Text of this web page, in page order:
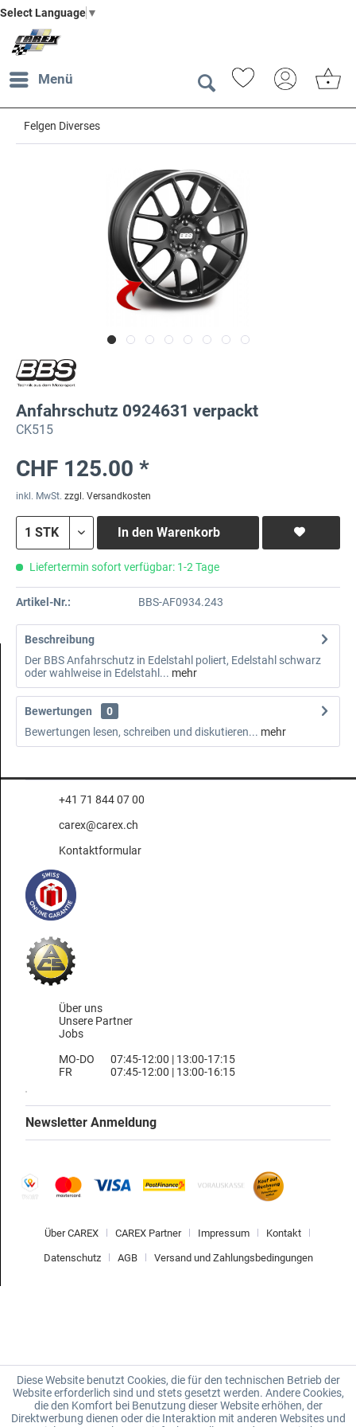
Select Language ▼
Menü
Felgen Diverses
Anfahrschutz 0924631 verpackt
CK515
CHF 125.00 *
inkl. MwSt. zzgl. Versandkosten
In den Warenkorb
Liefertermin sofort verfügbar: 1-2 Tage
Artikel-Nr.: BBS-AF0934.243
Beschreibung
Der BBS Anfahrschutz in Edelstahl poliert, Edelstahl schwarz
oder wahlweise in Edelstahl... mehr
Bewertungen
0
Bewertungen lesen, schreiben und diskutieren... mehr
+41 71 844 07 00
carex@carex.ch
Kontaktformular
Über uns
Unsere Partner
Jobs
MO-DO
FR
07:45-12:00 | 13:00-17:15
07:45-12:00 | 13:00-16:15
Newsletter Anmeldung
Über CAREX CAREX Partner Impressum Kontakt
Datenschutz AGB Versand und Zahlungsbedingungen
Diese Website benutzt Cookies, die für den technischen Betrieb der
Website erforderlich sind und stets gesetzt werden. Andere Cookies,
die den Komfort bei Benutzung dieser Website erhöhen, der
Direktwerbung dienen oder die Interaktion mit anderen Websites und